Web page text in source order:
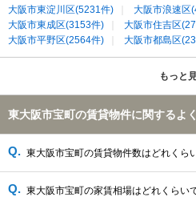
大阪市東淀川区(5231件)
大阪市浪速区
大阪市東成区(3153件)
大阪市住吉区
大阪市平野区(2564件)
大阪市都島区
大阪市東住吉区(2345件)
大阪市城東区
寝屋川市(1981
大阪市鶴見区(955件)
大阪市西成区
生駒郡平群町(32件)
もっと
東大阪市宝町の賃貸物件に関するよ
東大阪市宝町の賃貸物件数はどれくら
東大阪市宝町の家賃相場はどれくらい